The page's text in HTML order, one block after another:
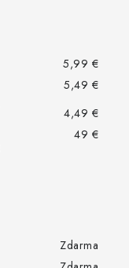
5,99 €
5,49 €
4,49 €
49 €
Zdarma